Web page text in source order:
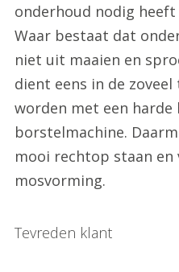
onderhoud nodig
Waar bestaat dat
niet uit maaien en
dient eens in de
worden met een harde
borstelmachine.
mooi rechtop staan
mosvorming.
Tevreden klant